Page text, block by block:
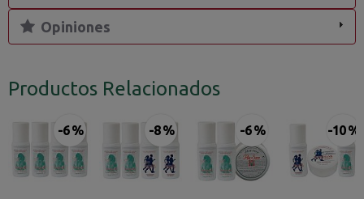
Opiniones
Productos Relacionados
-6 % -8 % -6 % -10 %